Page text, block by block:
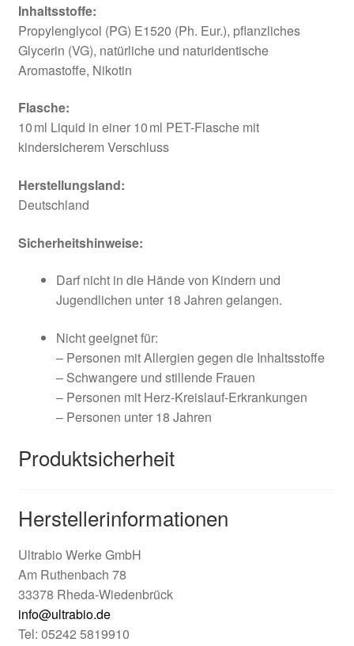
Inhaltsstoffe:
Propylenglycol (PG) E1520 (Ph. Eur.), pflanzliches
Glycerin (VG), natürliche und naturidentische
Aromastoffe, Nikotin
Flasche:
10 ml Liquid in einer 10 ml PET-Flasche mit
kindersicherem Verschluss
Herstellungsland:
Deutschland
Sicherheitshinweise:
Darf nicht in die Hände von Kindern und
Jugendlichen unter 18 Jahren gelangen.
Nicht geeignet für:
– Personen mit Allergien gegen die Inhaltsstoffe
– Schwangere und stillende Frauen
– Personen mit Herz-Kreislauf-Erkrankungen
– Personen unter 18 Jahren
Produktsicherheit
Herstellerinformationen
Ultrabio Werke GmbH
Am Ruthenbach 78
33378 Rheda-Wiedenbrück
info@ultrabio.de
Tel: 05242 5819910